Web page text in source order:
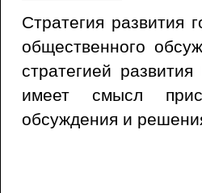
Стратегия развития
общественного
стратегией
имеет смысл
обсуждения и